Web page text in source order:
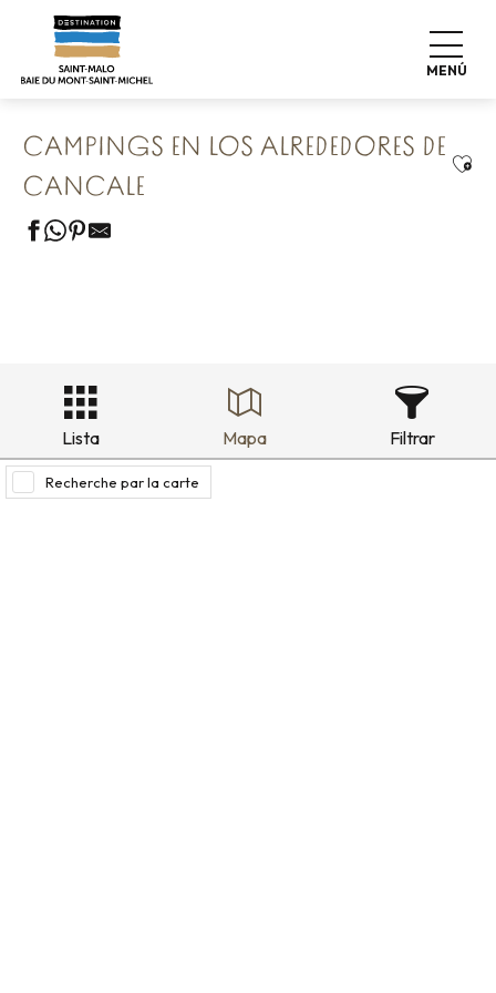
contenu
MENÚ
Home
Nuestros 8 tesoros preservados
Cancale & Les Perles de la Côte
Campings en los alrededores de Cancale
CAMPINGS EN LOS ALREDEDORES DE
CANCALE
Lista Mapa Filtrar
Recherche par la carte